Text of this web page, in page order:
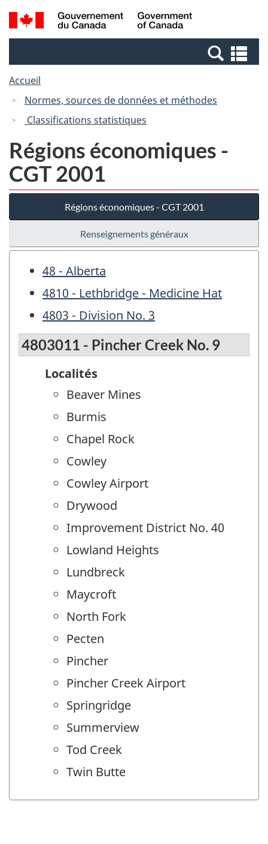
Passer
au
Passer
à
Canada
Recherche
et
et
Accueil
Normes, sources de données et méthodes
Classifications statistiques
Régions économiques -
CGT 2001
Régions économiques - CGT 2001
Renseignements généraux
48 - Alberta
4810 - Lethbridge - Medicine Hat
4803 - Division No. 3
4803011 - Pincher Creek No. 9
Localités
Beaver Mines
Burmis
Chapel Rock
Cowley
Cowley Airport
Drywood
Improvement District No. 40
Lowland Heights
Lundbreck
Maycroft
North Fork
Pecten
Pincher
Pincher Creek Airport
Springridge
Summerview
Tod Creek
Twin Butte